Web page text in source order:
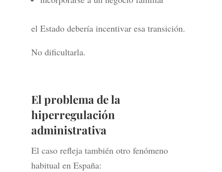
el Estado debería incentivar esa transición.
No dificultarla.
El problema de la
hiperregulación
administrativa
El caso refleja también otro fenómeno
habitual en España: